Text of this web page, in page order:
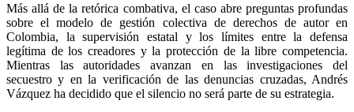
Más allá de la retórica combativa, el caso abre preguntas profundas
sobre el modelo de gestión colectiva de derechos de autor en
Colombia, la supervisión estatal y los límites entre la defensa
legítima de los creadores y la protección de la libre competencia.
Mientras las autoridades avanzan en las investigaciones del
secuestro y en la verificación de las denuncias cruzadas, Andrés
Vázquez ha decidido que el silencio no será parte de su estrategia.